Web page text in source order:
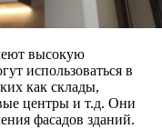
высокую
использоваться в
как склады,
центры и т.д. Они
фасадов зданий.